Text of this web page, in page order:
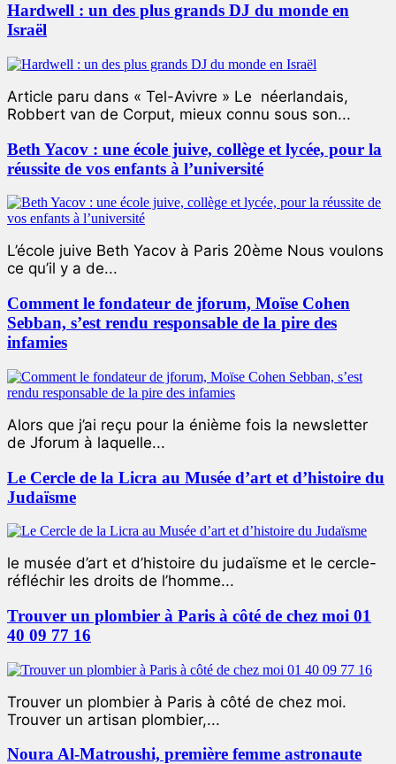
Hardwell : un des plus grands DJ du monde en
Israël
Article paru dans « Tel-Avivre » Le néerlandais,
Robbert van de Corput, mieux connu sous son...
Beth Yacov : une école juive, collège et lycée, pour la
réussite de vos enfants à l’université
L’école juive Beth Yacov à Paris 20ème Nous voulons
ce qu’il y a de...
Comment le fondateur de jforum, Moïse Cohen
Sebban, s’est rendu responsable de la pire des
infamies
Alors que j’ai reçu pour la énième fois la newsletter
de Jforum à laquelle...
Le Cercle de la Licra au Musée d’art et d’histoire du
Judaïsme
le musée d’art et d’histoire du judaïsme et le cercle-
réfléchir les droits de l’homme...
Trouver un plombier à Paris à côté de chez moi 01
40 09 77 16
Trouver un plombier à Paris à côté de chez moi.
Trouver un artisan plombier,...
Noura Al-Matroushi, première femme astronaute